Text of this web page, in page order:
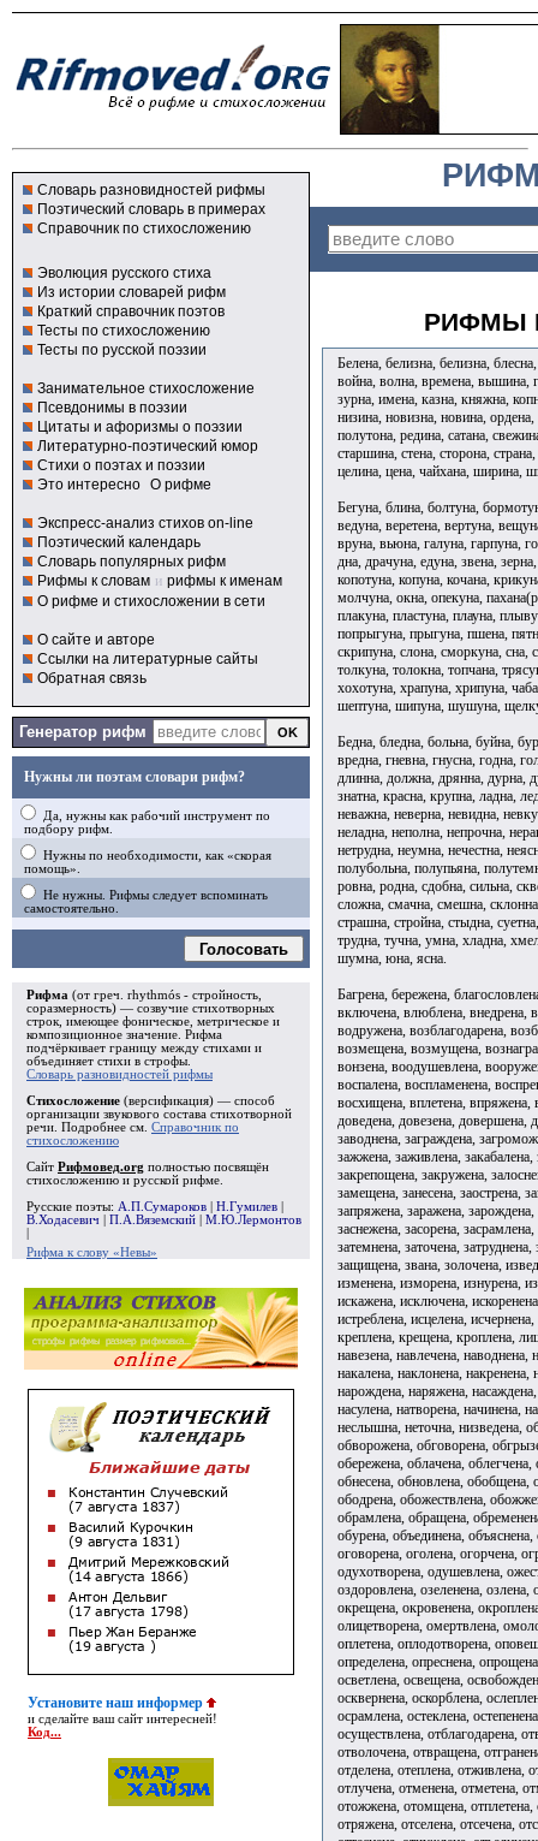
Словарь разновидностей рифмы
Поэтический словарь в примерах
Справочник по стихосложению
Эволюция русского стиха
Из истории словарей рифм
Краткий справочник поэтов
Тесты по стихосложению
Тесты по русской поэзии
Занимательное стихосложение
Псевдонимы в поэзии
Цитаты и афоризмы о поэзии
Литературно-поэтический юмор
Стихи о поэтах и поэзии
Это интересно О рифме
Экспресс-анализ стихов on-line
Поэтический календарь
Словарь популярных рифм
Рифмы к словам и рифмы к именам
О рифме и стихосложении в сети
О сайте и авторе
Ссылки на литературные сайты
Обратная связь
Генератор рифм
Нужны ли поэтам словари рифм?
Да, нужны как рабочий инструмент по
подбору рифм.
Нужны по необходимости, как «скорая
помощь».
Не нужны. Рифмы следует вспоминать
самостоятельно.
Голосовать
Рифма (от греч. rhythmós - стройность,
соразмерность) — созвучие стихотворных
строк, имеющее фоническое, метрическое и
композиционное значение. Рифма
подчёркивает границу между стихами и
объединяет стихи в строфы
Словарь разновидностей рифмы
Стихосложение (версификация) — способ
организации звукового состава стихотворной
речи. Подробнее см. Справочник по
стихосложению
Сайт Рифмовед.org полностью посвящён
стихосложению и русской рифме.
Русские поэты: А.П.Сумароков Н.Гумилев
В.Ходасевич
П.А.Вяземский
М.Ю.Лермонтов
Рифма к слову «Невы»
Установите наш информер
и сделайте ваш сайт интересней!
Код...
РИФМЫ
Белена, белизна, белизна,
война, волна, времена, вышина,
зурна, имена, казна, княжна,
низина, новизна, новина,
полутона, редина, сатана,
старшина, стена, сторона,
целина, цена, чайхана, ширина,
Бегуна, блина, болтуна,
ведуна, веретена, вертуна,
вруна, вьюна, галуна, гарпуна,
дна, драчуна, едуна, звена,
копотуна, копуна, кочана,
молчуна, окна, опекуна,
плакуна, пластуна, плауна,
попрыгуна, прыгуна, пшена,
скрипуна, слона, сморкуна, сна,
толкуна, толокна, топчана,
хохотуна, храпуна, хрипуна,
шептуна, шипуна, шушуна,
Бедна, бледна, больна, буйна,
вредна, гневна, гнусна, годна,
длинна, должна, дрянна, дурна,
знатна, красна, крупна, ладна,
неважна, неверна, невидна,
неладна, неполна, непрочна,
нетрудна, неумна, нечестна,
полубольна, полупьяна,
ровна, родна, сдобна, сильна,
сложна, смачна, смешна,
страшна, стройна, стыдна,
трудна, тучна, умна, хладна,
шумна, юна, ясна.
Багрена, бережена,
включена, влюблена, внедрена,
водружена, возблагодарена,
возмещена, возмущена,
вонзена, воодушевлена,
воспалена, воспламенена,
восхищена, вплетена, впряжена,
доведена, довезена, довершена,
заводнена, заграждена,
зажжена, заживлена,
закрепощена, закружена,
замещена, занесена, заострена,
запряжена, заражена, зарождена,
заснежена, засорена,
затемнена, заточена,
защищена, звана, золочена,
изменена, изморена, изнурена,
искажена, исключена,
истреблена, исцелена,
креплена, крещена, кроплена,
навезена, навлечена,
накалена, наклонена, накренена,
нарождена, наряжена,
насулена, натворена, начинена,
неслышна, неточна, низведена,
обворожена, обговорена,
обережена, облачена,
обнесена, обновлена, обобщена,
ободрена, обожествлена,
обрамлена, обращена,
обурена, объединена,
оговорена, оголена, огорчена,
одухотворена, одушевлена,
оздоровлена, озеленена,
окрещена, окровенена,
олицетворена, омертвлена,
оплетена, оплодотворена,
определена, опреснена,
осветлена, освещена,
осквернена, оскорблена,
осрамлена, остеклена,
осуществлена, отблагодарена,
отволочена, отвращена,
отделена, отеплена, отживлена,
отлучена, отменена, отметена,
отожжена, отомщена, отплетена,
отряжена, отселена, отсечена,